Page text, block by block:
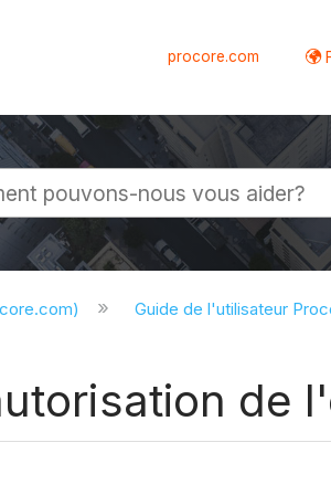
procore.com
Guide de l'utilisateur
de